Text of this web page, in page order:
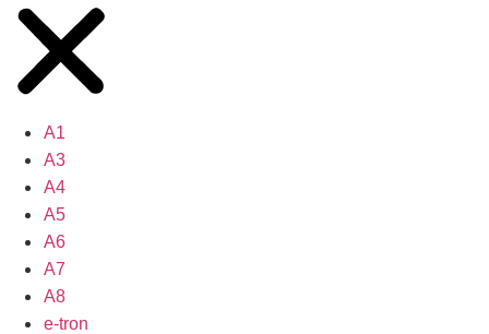
A1
A3
A4
A5
A6
A7
A8
e-tron